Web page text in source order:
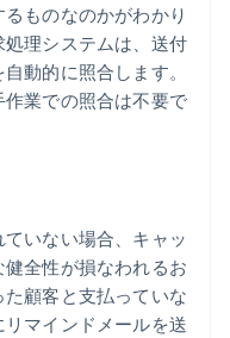
ものなのかがわかり
理システムは、送付
動的に照合します。
業での照合は不要で
いない場合、キャッ
全性が損なわれるお
顧客と支払っていな
マインドメールを送